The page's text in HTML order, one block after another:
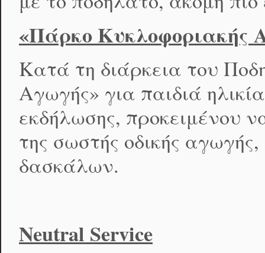
«Πάρκο Κυκλοφοριακής
Κατά τη διάρκεια του
Αγωγής» για παιδιά
εκδήλωσης, προκειμένου
της σωστής οδικής
δασκάλων.
Neutral Service